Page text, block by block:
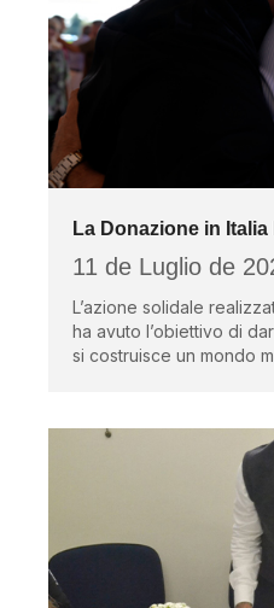
La Donazione in
11 de Luglio de
L’azione solidale
ha avuto l’obiettivo di
si costruisce un mondo